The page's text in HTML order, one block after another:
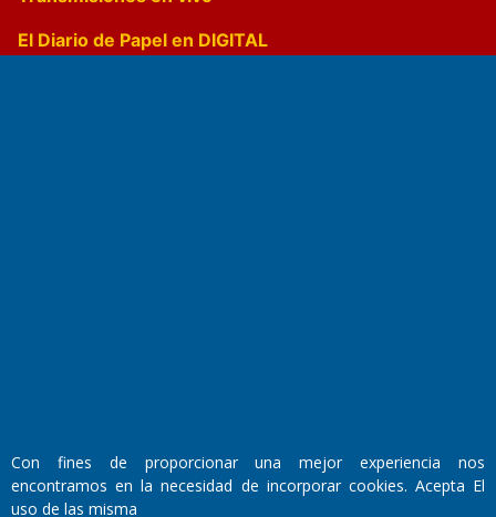
El Diario de Papel en DIGITAL
Director Periodístico:
Walter René Goñi
Con fines de proporcionar una mejor experiencia nos
encontramos en la necesidad de incorporar cookies. Acepta El
uso de las misma